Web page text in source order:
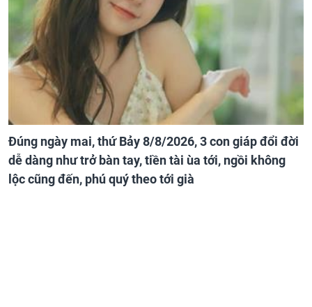
Đúng ngày mai, thứ Bảy 8/8/2026, 3 con giáp đổi đời
dễ dàng như trở bàn tay, tiền tài ùa tới, ngồi không
lộc cũng đến, phú quý theo tới già